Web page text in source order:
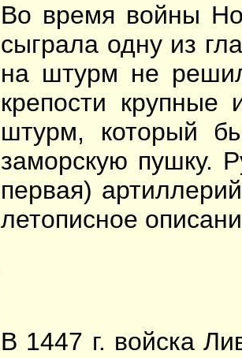
Во время войны
сыграла одну из
на штурм не
крепости
штурм, который
заморскую пушку.
первая)
летописное
В 1447 г. войска